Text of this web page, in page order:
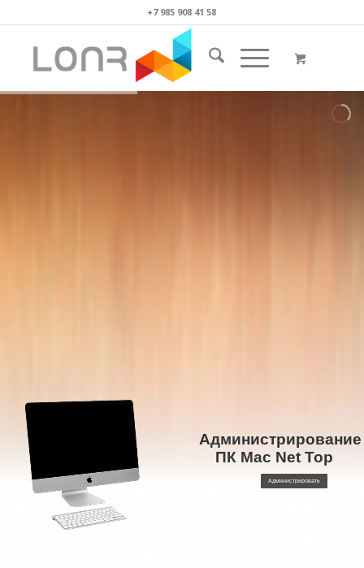
+7 985 908 41 58
Администрирование
ПК Mac Net Top
Администрировать